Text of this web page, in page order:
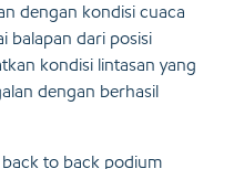
dengan kondisi cuaca
balapan dari posisi
kondisi lintasan yang
dengan berhasil
to back podium